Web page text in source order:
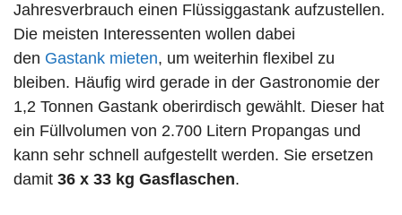
Jahresverbrauch einen Flüssiggastank aufzustellen.
Die meisten Interessenten wollen dabei
den Gastank mieten, um weiterhin flexibel zu
bleiben. Häufig wird gerade in der Gastronomie der
1,2 Tonnen Gastank oberirdisch gewählt. Dieser hat
ein Füllvolumen von 2.700 Litern Propangas und
kann sehr schnell aufgestellt werden. Sie ersetzen
damit 36 x 33 kg Gasflaschen.